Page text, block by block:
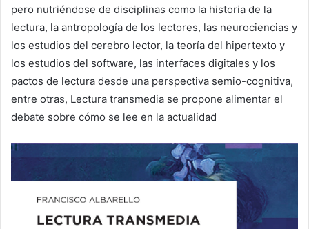
pero nutriéndose de disciplinas como la historia de la
lectura, la antropología de los lectores, las neurociencias y
los estudios del cerebro lector, la teoría del hipertexto y
los estudios del software, las interfaces digitales y los
pactos de lectura desde una perspectiva semio-cognitiva,
entre otras, Lectura transmedia se propone alimentar el
debate sobre cómo se lee en la actualidad